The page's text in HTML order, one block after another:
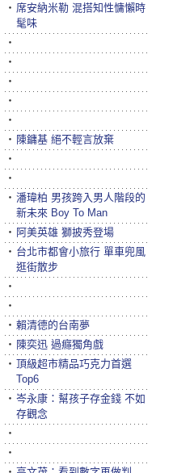
‧ 席安納米勒 混搭知性慵懶時
髦味
‧
‧
‧
‧
‧
‧ 陳鏞基 絕不輕言放棄
‧
‧
‧ 潘瑋柏 男孩跨入男人階段的
新未來 Boy To Man
‧ 阿美英雄 獅披秀登場
‧ 台北市都會小旅行 單車兜風
逛街散步
‧
‧
‧ 賴清德的台南夢
‧ 陳奕迅 過癮獨角戲
‧ 頂級超市精品巧克力首選
Top6
‧ 岑永康：幫孩子存金錢 不如
存觀念
‧
‧